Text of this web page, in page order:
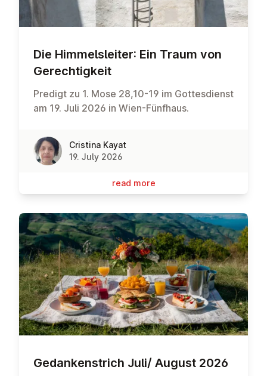
Die Him­melsleit­er: Ein Traum von
Gerechtigkeit
Predigt zu 1. Mose 28,10-19 im Gottesdienst
am 19. Juli 2026 in Wien-Fünfhaus.
Cristina Kayat
19. July 2026
read more
Gedanken­strich Juli/ August 2026